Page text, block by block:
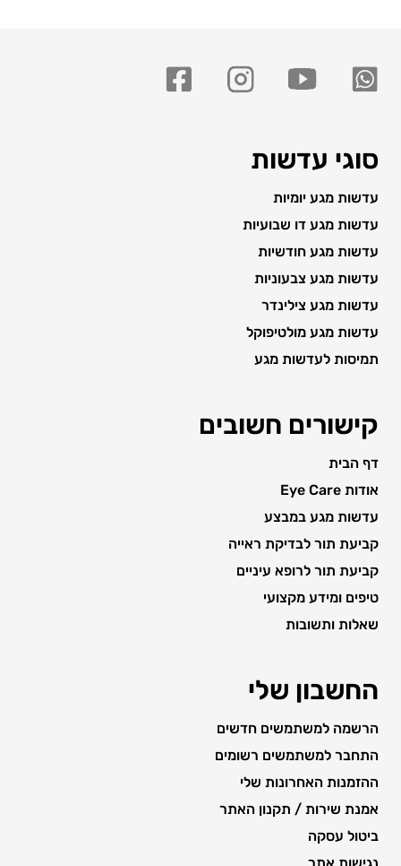
סוגי עדשות
עדשות מגע יומיות
עדשות מגע דו שבועיות
עדשות מגע חודשיות
עדשות מגע צבעוניות
עדשות מגע צילינדר
עדשות מגע מולטיפוקל
תמיסות לעדשות מגע
קישורים חשובים
דף הבית
אודות Eye Care
עדשות מגע במבצע
קביעת תור לבדיקת ראייה
קביעת תור לרופא עיניים
טיפים ומידע מקצועי
שאלות ותשובות
החשבון שלי
הרשמה למשתמשים חדשים
התחבר למשתמשים רשומים
ההזמנות האחרונות שלי
אמנת שירות / תקנון האתר
ביטול עסקה